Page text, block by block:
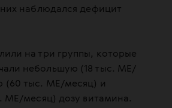
наблюдался дефицит
на три группы, которые
небольшую (18 тыс. МЕ/
(60 тыс. МЕ/месяц) и
МЕ/месяц) дозу витамина.